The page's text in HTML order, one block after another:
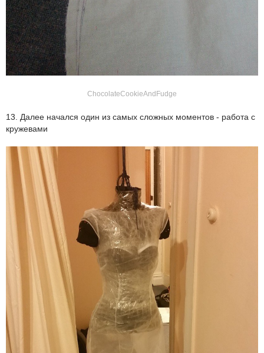
ChocolateCookieAndFudge
13. Далее начался один из самых сложных моментов - работа с
кружевами